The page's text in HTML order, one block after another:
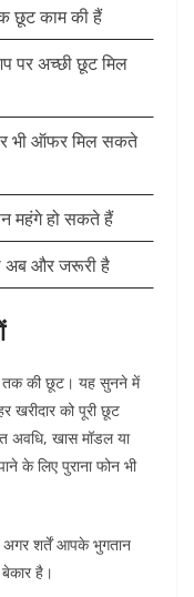
छूट काम की हैं
पर अच्छी छूट मिल
भी ऑफर मिल सकते
महंगे हो सकते हैं
अब और जरूरी है
तक की छूट। यह सुनने में
खरीदार को पूरी छूट
अवधि, खास मॉडल या
के लिए पुराना फोन भी
शर्तें आपके भुगतान
है।